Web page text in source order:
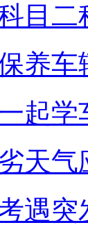
目
养车
起学
天
遇